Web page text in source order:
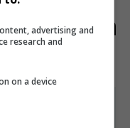
advertising and
research and
on a device